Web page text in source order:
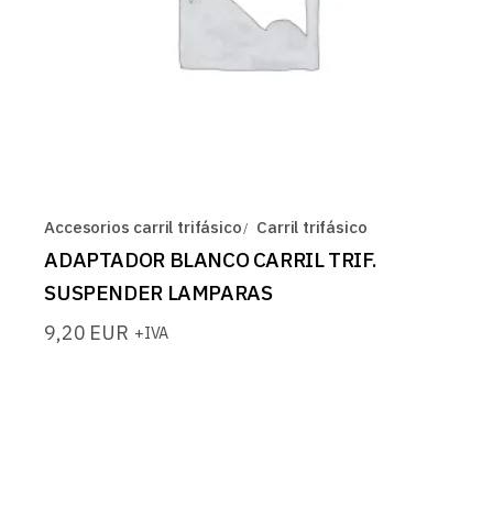
Accesorios carril trifásico Carril trifásico
ADAPTADOR BLANCO CARRIL TRIF.
SUSPENDER LAMPARAS
9,20 EUR +IVA